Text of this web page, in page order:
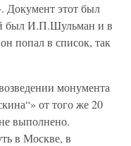
Документ этот был
был И.П.Шульман и в
попал в список, так
монумента
от того же 20
выполнено.
в Москве, в